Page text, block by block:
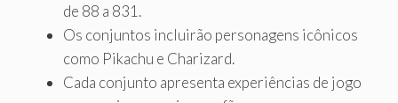
de 88 a 831.
Os conjuntos incluirão personagens icônicos
como Pikachu e Charizard.
Cada conjunto apresenta experiências de jogo